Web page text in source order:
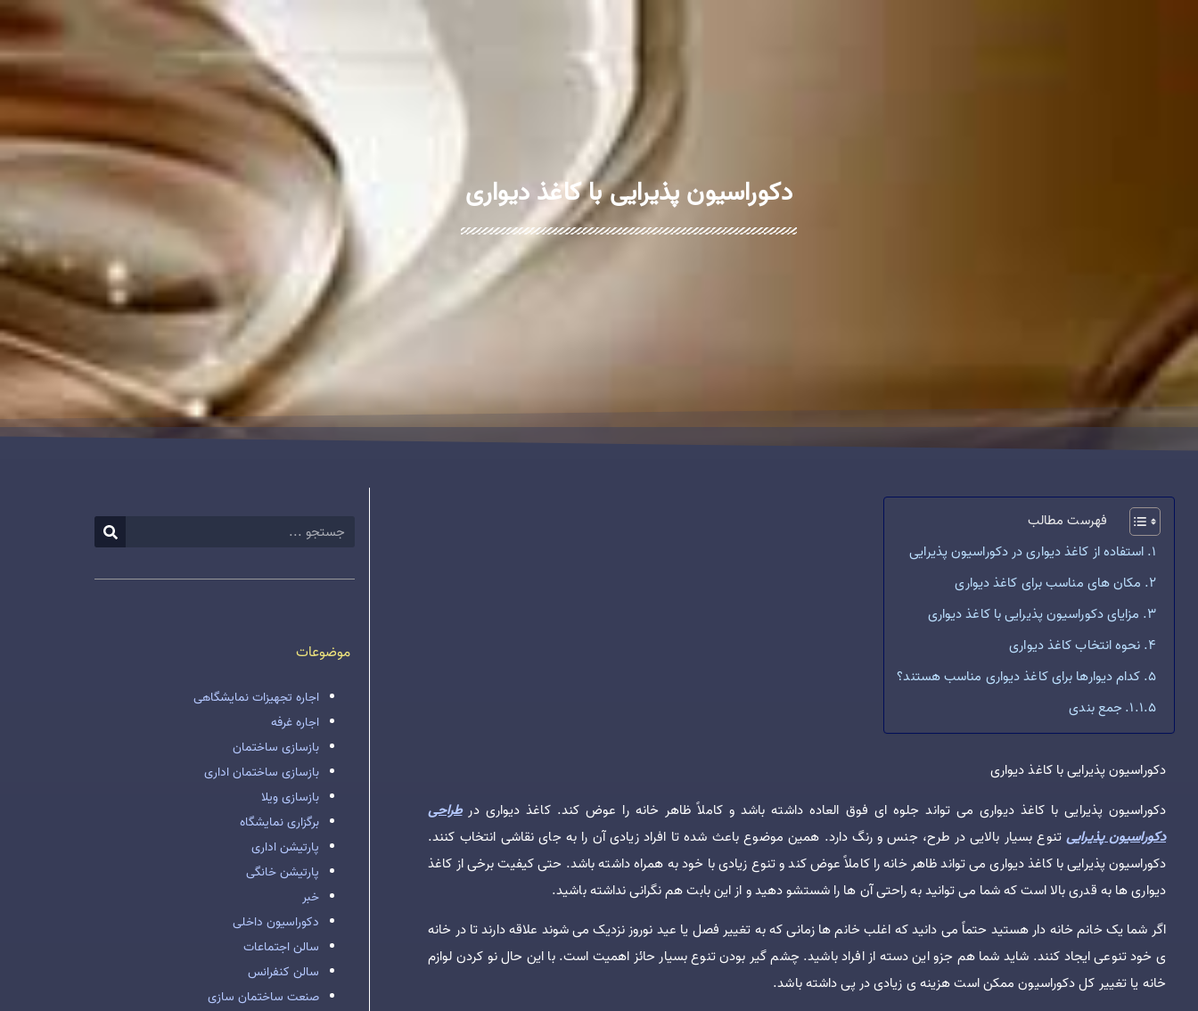
دکوراسیون پذیرایی با کاغذ دیواری
فهرست مطالب
استفاده از کاغذ دیواری در دکوراسیون پذیرایی
مکان های مناسب برای کاغذ دیواری
مزایای دکوراسیون پذیرایی با کاغذ دیواری
نحوه انتخاب کاغذ دیواری
کدام دیوارها برای کاغذ دیواری مناسب هستند؟
جمع بندی
دکوراسیون پذیرایی با کاغذ دیواری
دکوراسیون پذیرایی با کاغذ دیواری می تواند جلوه ای فوق العاده داشته باشد و کاملاً ظاهر خانه را عوض کند. کاغذ دیواری درطراحی
دکوراسیون پذیراییتنوع بسیار بالایی در طرح، جنس و رنگ دارد. همین موضوع باعث شده تا افراد زیادی آن را به جای نقاشی انتخاب کنند.
دکوراسیون پذیرایی با کاغذ دیواری می تواند ظاهر خانه را کاملاً عوض کند و تنوع زیادی با خود به همراه داشته باشد. حتی کیفیت برخی از کاغذ
دیواری ها به قدری بالا است که شما می توانید به راحتی آن ها را شستشو دهید و از این بابت هم نگرانی نداشته باشید.
اگر شما یک خانم خانه دار هستید حتماً می دانید که اغلب خانم ها زمانی که به تغییر فصل یا عید نوروز نزدیک می شوند علاقه دارند تا در خانه
ی خود تنوعی ایجاد کنند. شاید شما هم جزو این دسته از افراد باشید. چشم گیر بودن تنوع بسیار حائز اهمیت است. با این حال نو کردن لوازم
خانه یا تغییر کل دکوراسیون ممکن است هزینه ی زیادی در پی داشته باشد.
موضوعات
اجاره تجهیزات نمایشگاهی
اجاره غرفه
بازسازی ساختمان
بازسازی ساختمان اداری
بازسازی ویلا
برگزاری نمایشگاه
پارتیشن اداری
پارتیشن خانگی
خبر
دکوراسیون داخلی
سالن اجتماعات
سالن کنفرانس
صنعت ساختمان سازی